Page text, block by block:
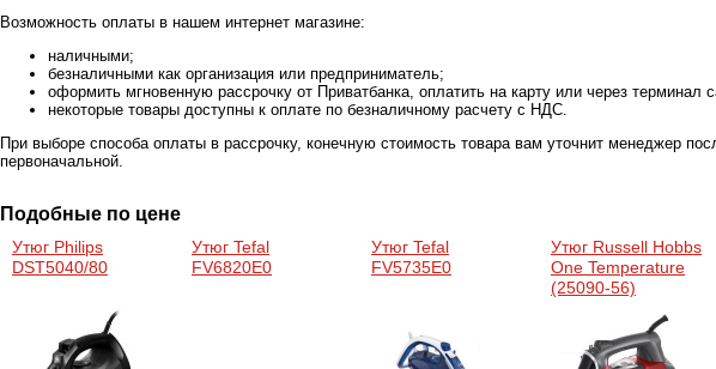
Возможность оплаты в нашем интернет магазине:
наличными;
безналичными как организация или предприниматель;
оформить мгновенную рассрочку от Приватбанка, оплатить на карту или через терминал
некоторые товары доступны к оплате по безналичному расчету с НДС.
При выборе способа оплаты в рассрочку, конечную стоимость товара вам уточнит менеджер
первоначальной.
Подобные по цене
Утюг Philips
DST5040/80
Утюг Tefal
FV6820E0
Утюг Tefal
FV5735E0
Утюг Russell Hobbs
One Temperature
(25090-56)